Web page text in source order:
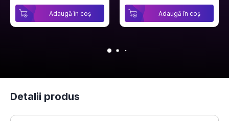
Adaugă în coș Adaugă în coș
Detalii produs